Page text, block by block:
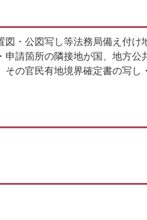
・公図写し等法務局備え付け
請箇所の隣接地が国、地方公
の官民有地境界確定書の写し